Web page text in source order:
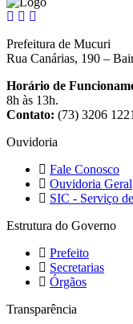
Prefeitura de Mucuri
Rua Canárias, 190 –
Horário de
8h às 13h.
Contato: (73) 3206
Ouvidoria
Fale Conosco
Ouvidoria Geral
SIC - Serviço
Estrutura do Governo
Prefeito
Secretarias
Órgãos
Transparência